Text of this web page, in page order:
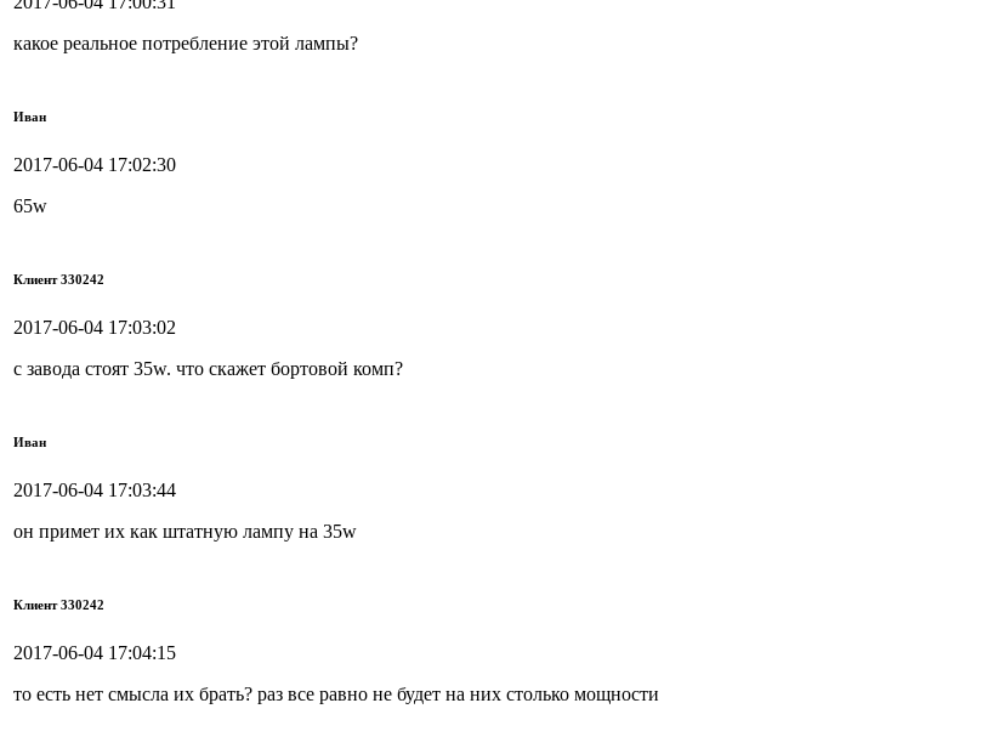
какое реальное потребление этой лампы?
Иван
2017-06-04 17:02:30
65w
Клиент 330242
2017-06-04 17:03:02
с завода стоят 35w. что скажет бортовой комп?
Иван
2017-06-04 17:03:44
он примет их как штатную лампу на 35w
Клиент 330242
2017-06-04 17:04:15
то есть нет смысла их брать? раз все равно не будет на них столько мощности